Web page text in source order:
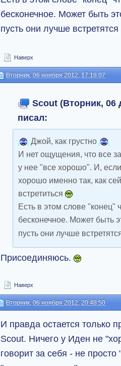
бесконечное. Может быть
пусть они лучше
Наверх
Вторник, 06 ноября 2012, 17:18:07
Scout (Вторник, 06
писал:
Джой, как грустно
И нет ощущения, что все
у нее "все хорошо". И,
хорошо именно так, как
встретиться
Есть в этом слове "конец"
бесконечное. Может быть
пусть они лучше
Присоединяюсь.
Наверх
Вторник, 06 ноября 2012, 20:48:50
И правда остается только
Scout. Ничего у Иден не
говорит за себя - не